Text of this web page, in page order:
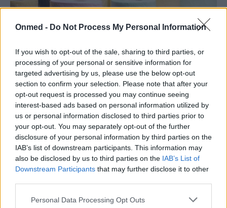
Onmed - Do Not Process My Personal Information
If you wish to opt-out of the sale, sharing to third parties, or
processing of your personal or sensitive information for
targeted advertising by us, please use the below opt-out
section to confirm your selection. Please note that after your
opt-out request is processed you may continue seeing
interest-based ads based on personal information utilized by
us or personal information disclosed to third parties prior to
your opt-out. You may separately opt-out of the further
disclosure of your personal information by third parties on the
IAB’s list of downstream participants. This information may
also be disclosed by us to third parties on the IAB’s List of
Downstream Participants that may further disclose it to other
Personal Data Processing Opt Outs
Δυσκοιλιότητα: Πότε θα πρέπει να
ανησυχήσουμε;
Η δυσκοιλιότητα είναι συχνή διαταραχή και αναμένεται
να προσβάλλει το ¼ του γενικού πληθυσμού κατά τη
διάρκεια της ζωής του.…